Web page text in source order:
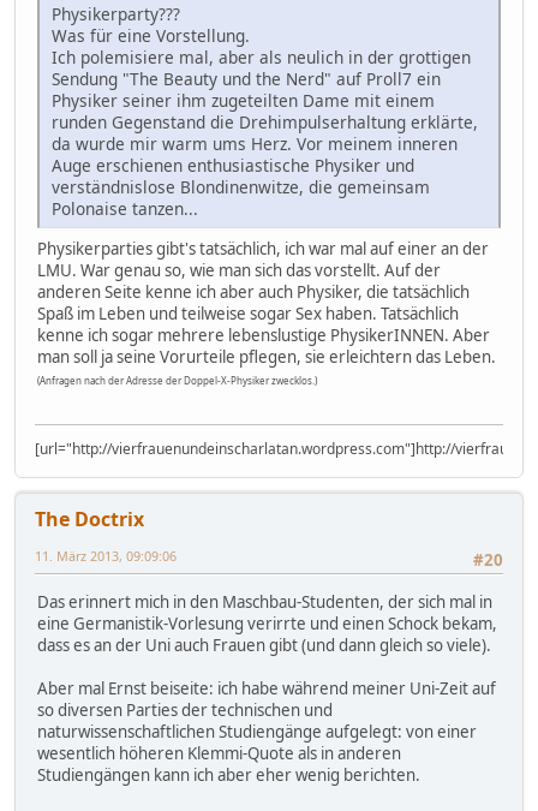
Physikerparty???
Was für eine Vorstellung.
Ich polemisiere mal, aber als neulich in der grottigen
Sendung "The Beauty und the Nerd" auf Proll7 ein
Physiker seiner ihm zugeteilten Dame mit einem
runden Gegenstand die Drehimpulserhaltung erklärte,
da wurde mir warm ums Herz. Vor meinem inneren
Auge erschienen enthusiastische Physiker und
verständnislose Blondinenwitze, die gemeinsam
Polonaise tanzen...
Physikerparties gibt's tatsächlich, ich war mal auf einer an der
LMU. War genau so, wie man sich das vorstellt. Auf der
anderen Seite kenne ich aber auch Physiker, die tatsächlich
Spaß im Leben und teilweise sogar Sex haben. Tatsächlich
kenne ich sogar mehrere lebenslustige PhysikerINNEN. Aber
man soll ja seine Vorurteile pflegen, sie erleichtern das Leben.
(Anfragen nach der Adresse der Doppel-X-Physiker zwecklos.)
[url="http://vierfrauenundeinscharlatan.wordpress.com"]http://
The Doctrix
#20
11. März 2013, 09:09:06
Das erinnert mich in den Maschbau-Studenten, der sich mal in
eine Germanistik-Vorlesung verirrte und einen Schock bekam,
dass es an der Uni auch Frauen gibt (und dann gleich so viele).
Aber mal Ernst beiseite: ich habe während meiner Uni-Zeit auf
so diversen Parties der technischen und
naturwissenschaftlichen Studiengänge aufgelegt: von einer
wesentlich höheren Klemmi-Quote als in anderen
Studiengängen kann ich aber eher wenig berichten.